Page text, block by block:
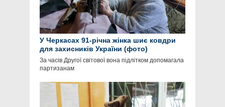
У Черкасах 91-річна жінка шиє ковдри
для захисників України (фото)
За часів Другої світової вона підлітком допомагала
партизанам